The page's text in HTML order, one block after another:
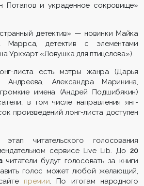
Потапов и украденное сокровище»
детектив» — новинки Майка
детектив с элементами
Уркхарт «Ловушка для птицелова»).
листа есть мэтры жанра (Дарья
Андреева, Александра Маринина,
имена (Андрей Подшибякин)
в том числе направления янг-
произведений лонг-листа доступен
читательского голосования
сервисе Live Lib. До 20
читатели будут голосовать за книги
голос может любой желающий,
премии. По итогам народного